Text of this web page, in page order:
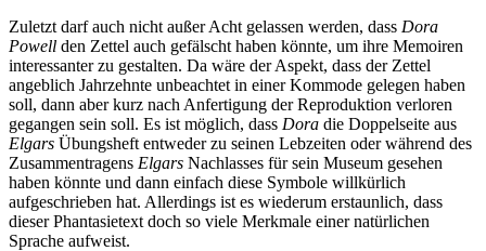
Zuletzt darf auch nicht außer Acht gelassen werden, dass Dora
Powell den Zettel auch gefälscht haben könnte, um ihre Memoiren
interessanter zu gestalten. Da wäre der Aspekt, dass der Zettel
angeblich Jahrzehnte unbeachtet in einer Kommode gelegen haben
soll, dann aber kurz nach Anfertigung der Reproduktion verloren
gegangen sein soll. Es ist möglich, dass Dora die Doppelseite aus
Elgars Übungsheft entweder zu seinen Lebzeiten oder während des
Zusammentragens Elgars Nachlasses für sein Museum gesehen
haben könnte und dann einfach diese Symbole willkürlich
aufgeschrieben hat. Allerdings ist es wiederum erstaunlich, dass
dieser Phantasietext doch so viele Merkmale einer natürlichen
Sprache aufweist.